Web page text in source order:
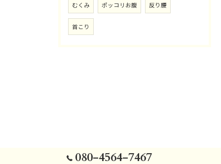
むくみ ポッコリお腹 反り腰
首こり
080-4564-7467